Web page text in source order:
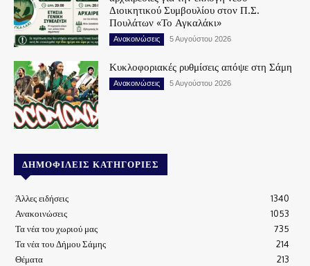
Διοικητικού Συμβουλίου στον Π.Σ.
Πουλάτων «Το Αγκαλάκι»
Ανακοινώσεις 5 Αυγούστου 2026
Κυκλοφοριακές ρυθμίσεις απόψε στη Σάμη
Ανακοινώσεις 5 Αυγούστου 2026
ΔΗΜΟΦΙΛΕΊΣ ΚΑΤΗΓΟΡΊΕΣ
Άλλες ειδήσεις
1340
Ανακοινώσεις
1053
Τα νέα του χωριού μας
735
Τα νέα του Δήμου Σάμης
214
Θέματα
213